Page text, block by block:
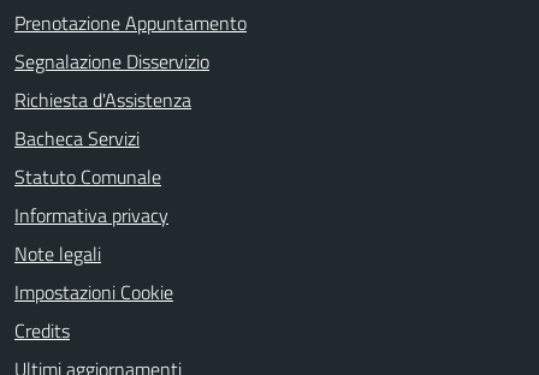
Prenotazione Appuntamento
Segnalazione Disservizio
Richiesta d'Assistenza
Bacheca Servizi
Statuto Comunale
Informativa privacy
Note legali
Impostazioni Cookie
Credits
Ultimi aggiornamenti